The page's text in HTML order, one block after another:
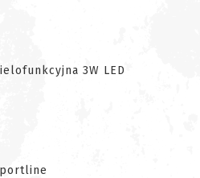
3W LED